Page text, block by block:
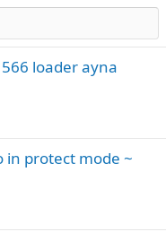
566 loader ayna
in protect mode ~